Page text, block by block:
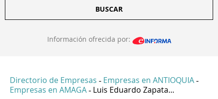
BUSCAR
Información ofrecida por:
Directorio de Empresas - Empresas en ANTIOQUIA -
Empresas en AMAGA - Luis Eduardo Zapata...